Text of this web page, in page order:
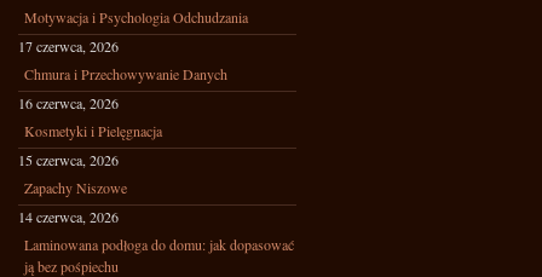
Motywacja i Psychologia Odchudzania
17 czerwca, 2026
Chmura i Przechowywanie Danych
16 czerwca, 2026
Kosmetyki i Pielęgnacja
15 czerwca, 2026
Zapachy Niszowe
14 czerwca, 2026
Laminowana podłoga do domu: jak dopasować
ją bez pośpiechu